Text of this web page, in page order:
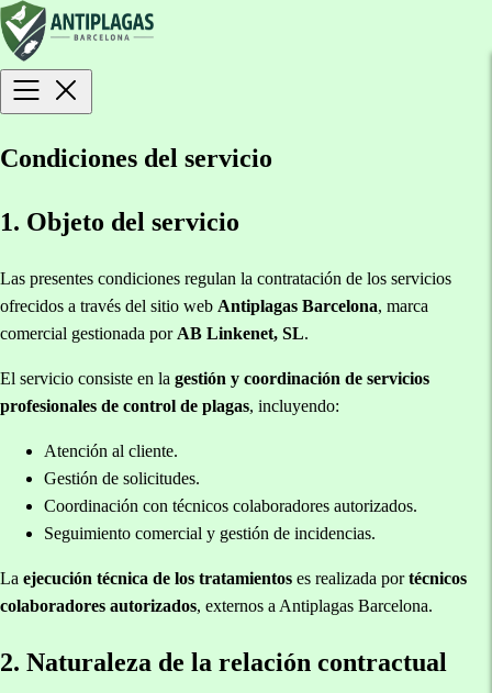
Condiciones del servicio
1. Objeto del servicio
Las presentes condiciones regulan la contratación de los servicios
ofrecidos a través del sitio web Antiplagas Barcelona, marca
comercial gestionada por AB Linkenet, SL.
El servicio consiste en la gestión y coordinación de servicios
profesionales de control de plagas, incluyendo:
Atención al cliente.
Gestión de solicitudes.
Coordinación con técnicos colaboradores autorizados.
Seguimiento comercial y gestión de incidencias.
La ejecución técnica de los tratamientos es realizada portécnicos
colaboradores autorizados, externos a Antiplagas Barcelona.
2. Naturaleza de la relación contractual